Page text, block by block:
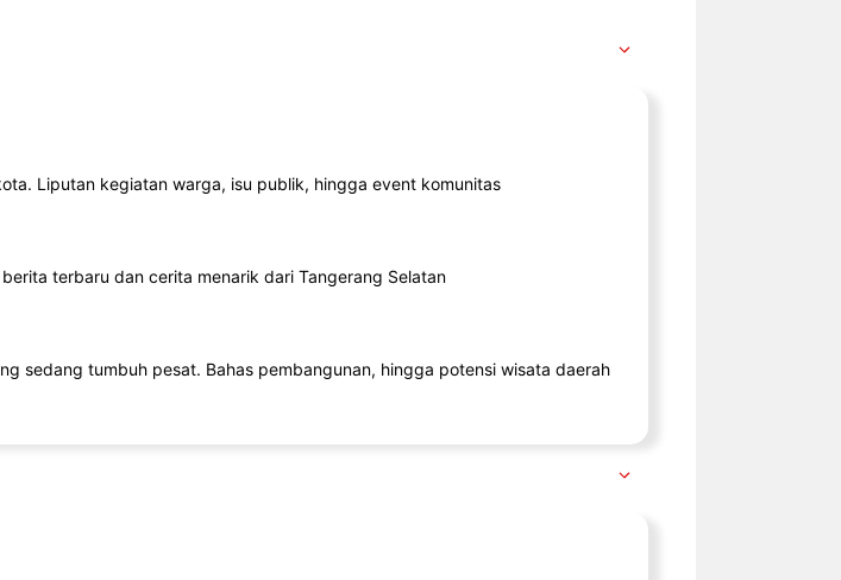
Liputan kegiatan warga, isu publik, hingga event komunitas
terbaru dan cerita menarik dari Tangerang Selatan
sedang tumbuh pesat. Bahas pembangunan, hingga potensi wisata daerah